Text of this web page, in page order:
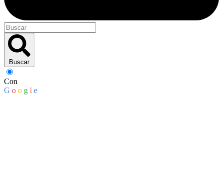
Buscar
Con
G o o g l e